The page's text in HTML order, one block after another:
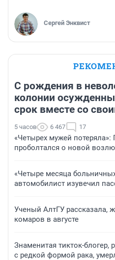
Сергей Энквист
С рождения в
колонии
срок вместе со
5 часов 6 467 17
«Четырех мужей
проболтался о новой
«Четыре месяца
автомобилист изувечил
Ученый АлтГУ рассказала,
комаров в августе
Знаменитая тикток-блогер,
с редкой формой рака,